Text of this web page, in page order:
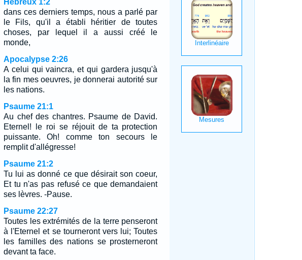
Hébreux 1:2
dans ces derniers temps, nous a parlé par
le Fils, qu'il a établi héritier de toutes
choses, par lequel il a aussi créé le
monde,
Apocalypse 2:26
A celui qui vaincra, et qui gardera jusqu'à
la fin mes oeuvres, je donnerai autorité sur
les nations.
Psaume 21:1
Au chef des chantres. Psaume de David.
Eternel! le roi se réjouit de ta protection
puissante. Oh! comme ton secours le
remplit d'allégresse!
Psaume 21:2
Tu lui as donné ce que désirait son coeur,
Et tu n'as pas refusé ce que demandaient
ses lèvres. -Pause.
Psaume 22:27
Toutes les extrémités de la terre penseront
à l'Eternel et se tourneront vers lui; Toutes
les familles des nations se prosterneront
devant ta face.